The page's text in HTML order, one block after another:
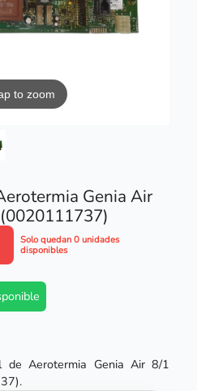
to zoom
Genia Air
Solo quedan 0 unidades
disponibles
de Aerotermia Genia Air 8/1